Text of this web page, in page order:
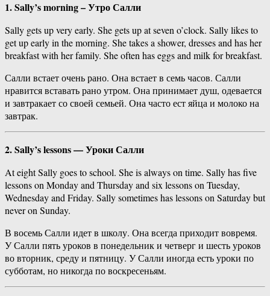
1. Sally’s morning – Утро Салли
Sally gets up very early. She gets up at seven o’clock. Sally likes to
get up early in the morning. She takes a shower, dresses and has her
breakfast with her family. She often has eggs and milk for breakfast.
Салли встает очень рано. Она встает в семь часов. Салли
нравится вставать рано утром. Она принимает душ, одевается
и завтракает со своей семьей. Она часто ест яйца и молоко на
завтрак.
2. Sally’s lessons — Уроки Салли
At eight Sally goes to school. She is always on time. Sally has five
lessons on Monday and Thursday and six lessons on Tuesday,
Wednesday and Friday. Sally sometimes has lessons on Saturday but
never on Sunday.
В восемь Салли идет в школу. Она всегда приходит вовремя.
У Салли пять уроков в понедельник и четверг и шесть уроков
во вторник, среду и пятницу. У Салли иногда есть уроки по
субботам, но никогда по воскресеньям.